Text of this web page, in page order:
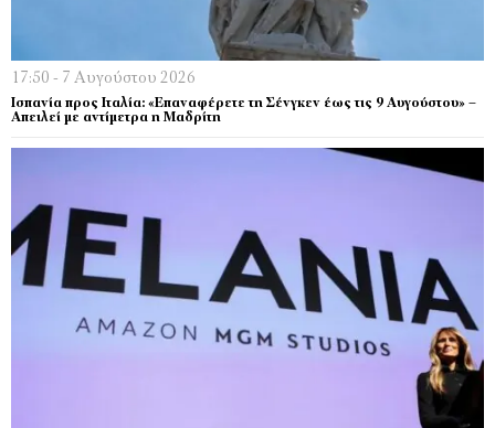
17:50 - 7 Αυγούστου 2026
Ισπανία προς Ιταλία: «Επαναφέρετε τη Σένγκεν έως τις 9 Αυγούστου» –
Απειλεί με αντίμετρα η Μαδρίτη